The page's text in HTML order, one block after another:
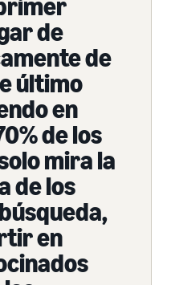
de
de
último
en
de los
mira la
de los
en